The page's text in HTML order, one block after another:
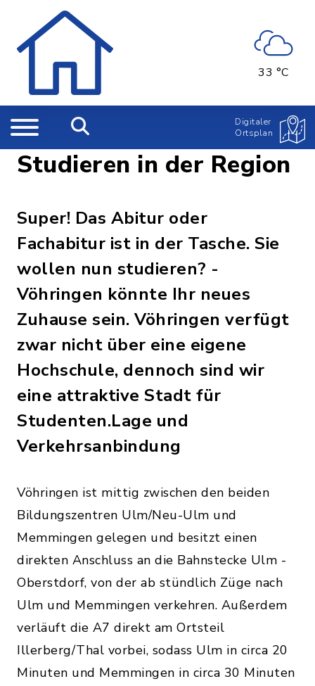
33 °C
Digitaler
Ortsplan
Studieren in der Region
Super! Das Abitur oder
Fachabitur ist in der Tasche. Sie
wollen nun studieren? -
Vöhringen könnte Ihr neues
Zuhause sein. Vöhringen verfügt
zwar nicht über eine eigene
Hochschule, dennoch sind wir
eine attraktive Stadt für
Studenten.Lage und
Verkehrsanbindung
Vöhringen ist mittig zwischen den beiden
Bildungszentren Ulm/Neu-Ulm und
Memmingen gelegen und besitzt einen
direkten Anschluss an die Bahnstecke Ulm -
Oberstdorf, von der ab stündlich Züge nach
Ulm und Memmingen verkehren. Außerdem
verläuft die A7 direkt am Ortsteil
Illerberg/Thal vorbei, sodass Ulm in circa 20
Minuten und Memmingen in circa 30 Minuten